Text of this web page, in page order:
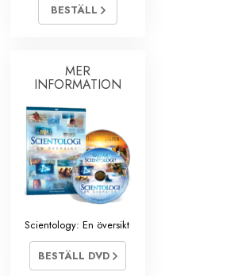
BESTÄLL
MER
INFORMATION
Scientology: En översikt
BESTÄLL DVD